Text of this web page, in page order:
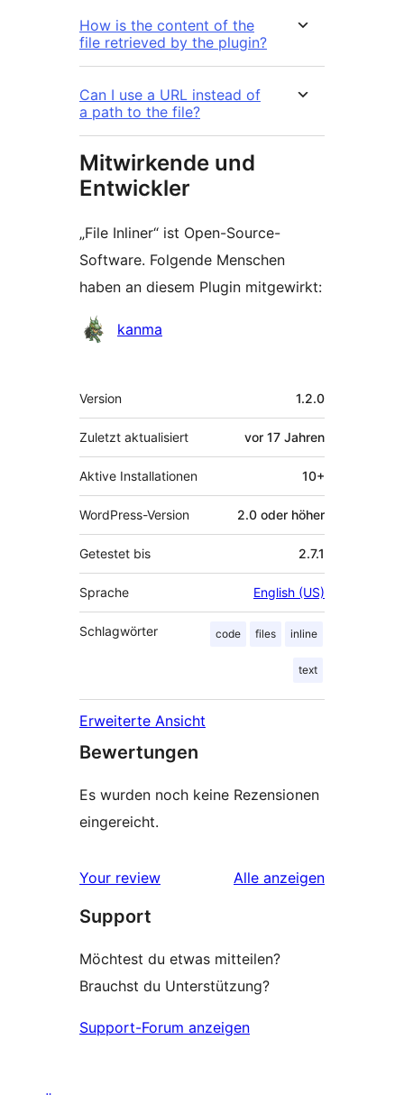
How is the content of the
file retrieved by the plugin?
Can I use a URL instead of
a path to the file?
Mitwirkende und
Entwickler
„File Inliner“ ist Open-Source-
Software. Folgende Menschen
haben an diesem Plugin mitgewirkt:
Mitwirkende
kanma
Meta
Version 1.2.0
Zuletzt aktualisiert vor 17 Jahren
Aktive Installationen 10+
WordPress-Version 2.0 oder höher
Getestet bis 2.7.1
Sprache English (US)
Schlagwörter code files inline
text
Erweiterte Ansicht
Bewertungen
Es wurden noch keine Rezensionen
eingereicht.
Your review Alle Rezensionen
anzeigen
Support
Möchtest du etwas mitteilen?
Brauchst du Unterstützung?
Support-Forum anzeigen